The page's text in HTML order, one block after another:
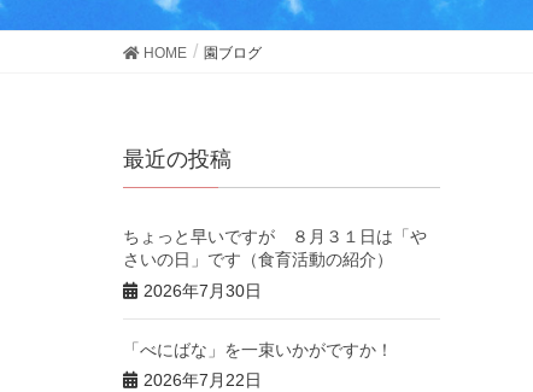
HOME 園ブログ
最近の投稿
ちょっと早いですが ８月３１日は「や
さいの日」です（食育活動の紹介）
2026年7月30日
「べにばな」を一束いかがですか！
2026年7月22日